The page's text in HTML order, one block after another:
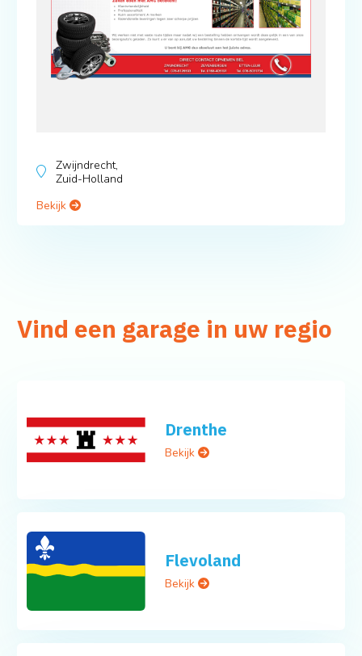
Zwijndrecht,
Zuid-Holland
Bekijk
Vind een garage in uw regio
Drenthe
Bekijk
Flevoland
Bekijk